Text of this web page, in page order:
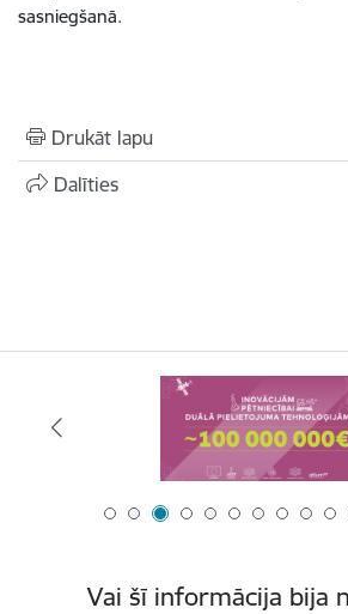
sasniegšanā.
Drukāt lapu
Dalīties
Vai šī informācija bija